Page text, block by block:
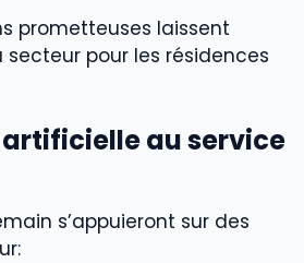
prometteuses laissent
secteur pour les résidences
artificielle au service
s’appuieront sur des